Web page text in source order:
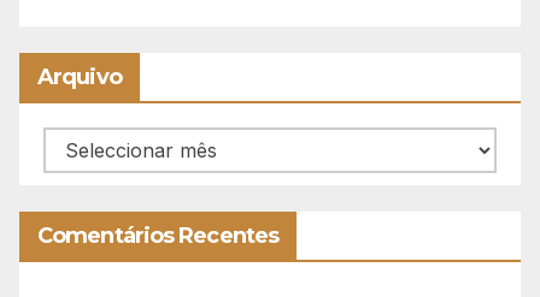
Arquivo
Arquivo
Comentários Recentes